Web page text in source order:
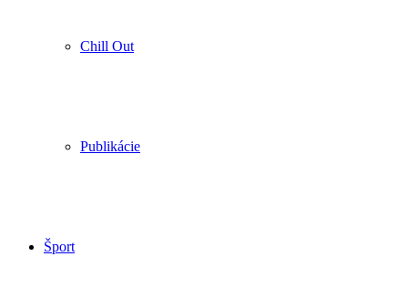
Chill Out
Publikácie
Šport